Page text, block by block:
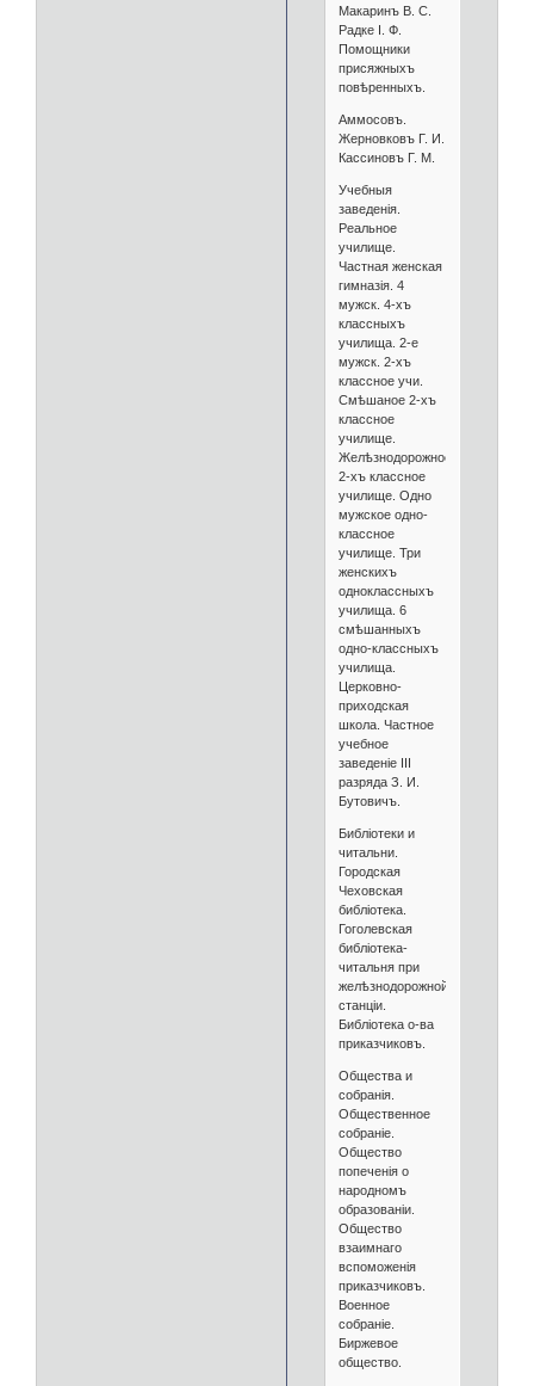
Макаринъ В. С.
Радке I. Ф.
Помощники
присяжныхъ
повѣренныхъ.
Аммосовъ.
Жерновковъ Г. И.
Кассиновъ Г. М.
Учебныя
заведенія.
Реальное
училище.
Частная женская
гимназія. 4
мужск. 4-хъ
классныхъ
училища. 2-е
мужск. 2-хъ
классное учи.
Смѣшаное 2-хъ
классное
училище.
Желѣзнодорожное
2-хъ классное
училище. Одно
мужское одно-
классное
училище. Три
женскихъ
одноклассныхъ
училища. 6
смѣшанныхъ
одно-классныхъ
училища.
Церковно-
приходская
школа. Частное
учебное
заведеніе III
разряда З. И.
Бутовичъ.
Библіотеки и
читальни.
Городская
Чеховская
библіотека.
Гоголевская
библіотека-
читальня при
желѣзнодорожной
станціи.
Библіотека о-ва
приказчиковъ.
Общества и
собранія.
Общественное
собраніе.
Общество
попеченія о
народномъ
образованіи.
Общество
взаимнаго
вспоможенія
приказчиковъ.
Военное
собраніе.
Биржевое
общество.